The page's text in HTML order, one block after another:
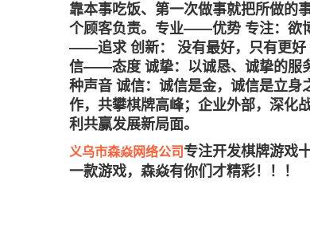
靠本事吃饭、第一次做事就把所做的
个顾客负责。专业——优势 专注：欲
——追求 创新： 没有最好，只有更好
信——态度 诚挚：以诚恳、诚挚的服
种声音 诚信：诚信是金，诚信是立
作，共攀棋牌高峰；企业外部，深化
利共赢发展新局面。
义乌市森焱网络公司 专注开发棋牌游戏
一款游戏，森焱有你们才精彩！！！